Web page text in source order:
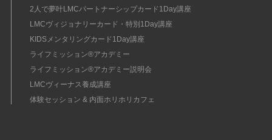
2人で夢叶LMCパートナーシップカード1Day講座
LMCヴィジョナリーカード・特別1Day講座
KIDSメンタリングカード1Day講座
ライフミッション®︎アカデミー
ライフミッション®︎アカデミー説明会
LMCヴィーナス養成講座
体験セッション & 内面ホリホリカフェ